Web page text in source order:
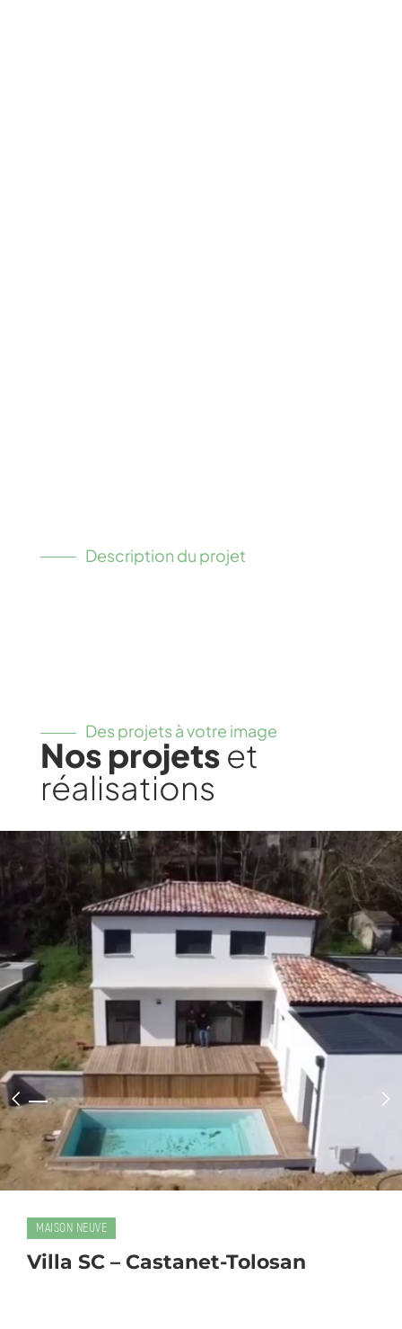
Description du projet
Des projets à votre image
Nos projets et
réalisations
MAISON NEUVE
Villa SC – Castanet-Tolosan